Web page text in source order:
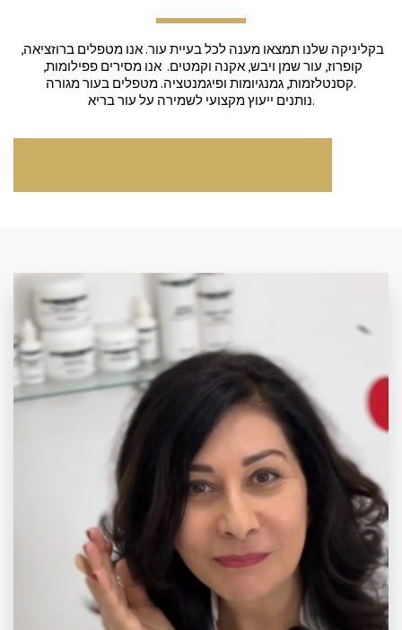
קסנטלזמות, גמנגיומות ופיגמנטציה. מטפלים בעור מגורה.
נותנים ייעוץ מקצועי לשמירה על עור בריא.